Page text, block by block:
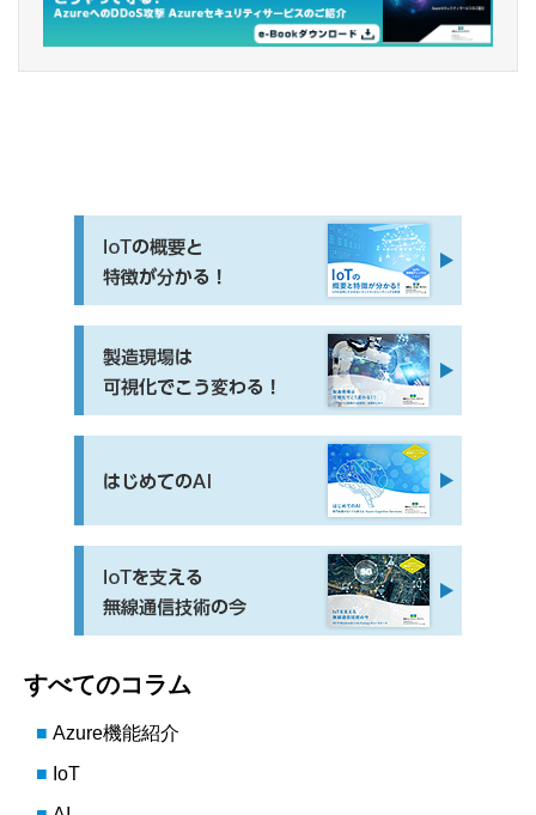
すべてのコラム
Azure機能紹介
IoT